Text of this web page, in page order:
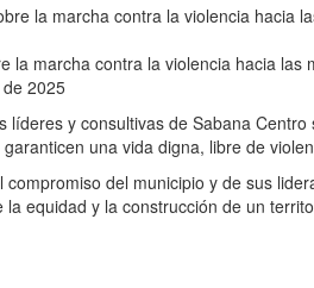
la marcha contra la violencia hacia las
2025
líderes y consultivas de Sabana
una vida digna, libre de
del municipio y de sus
equidad y la construcción de un